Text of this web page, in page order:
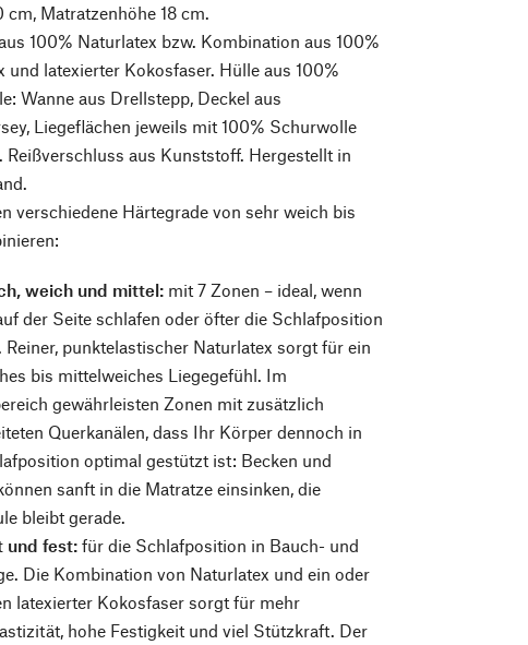
cm, Matratzenhöhe 18 cm.
100% Naturlatex bzw. Kombination aus 100%
und latexierter Kokosfaser. Hülle aus 100%
Wanne aus Drellstepp, Deckel aus
Liegeflächen jeweils mit 100% Schurwolle
Reißverschluss aus Kunststoff. Hergestellt in
verschiedene Härtegrade von sehr weich bis
weich und mittel: mit 7 Zonen – ideal, wenn
der Seite schlafen oder öfter die Schlafposition
Reiner, punktelastischer Naturlatex sorgt für ein
bis mittelweiches Liegegefühl. Im
gewährleisten Zonen mit zusätzlich
Querkanälen, dass Ihr Körper dennoch in
optimal gestützt ist: Becken und
sanft in die Matratze einsinken, die
bleibt gerade.
und fest: für die Schlafposition in Bauch- und
Die Kombination von Naturlatex und ein oder
latexierter Kokosfaser sorgt für mehr
hohe Festigkeit und viel Stützkraft. Der